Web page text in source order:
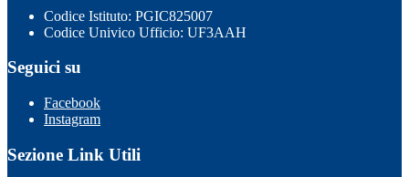
Codice Istituto: PGIC825007
Codice Univico Ufficio: UF3AAH
Seguici su
Facebook
Instagram
Sezione Link Utili